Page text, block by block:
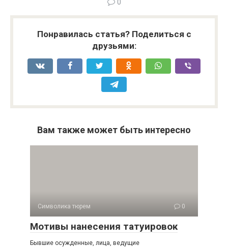
0
Понравилась статья? Поделиться с
друзьями:
Вам также может быть интересно
Символика тюрем 0
Мотивы нанесения татуировок
Бывшие осужденные, лица, ведущие